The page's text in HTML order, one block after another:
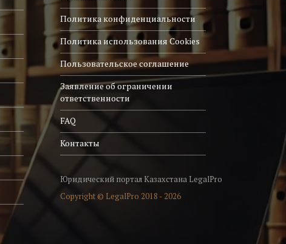
Политика конфиденциальности
Политика использования Cookies
Пользовательское соглашение
Заявление об ограничении
ответственности
FAQ
Контакты
Юридический портал Казахстана LegalPro
Copyright © LegalPro 2018 - 2026